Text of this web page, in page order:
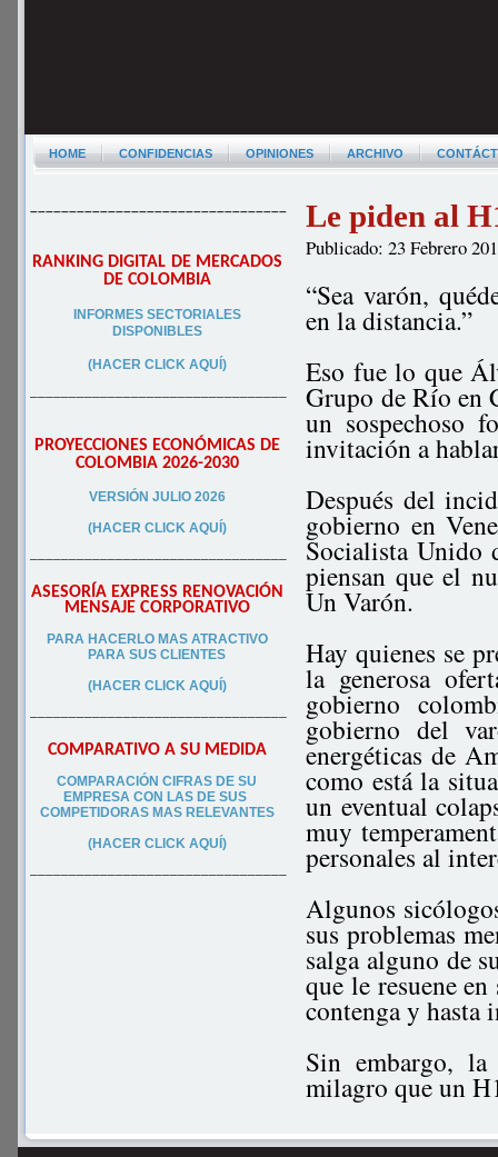
HOME CONFIDENCIAS OPINIONES ARCHIVO
–––––––––––––––––––––––––––––––––
RANKING DIGITAL DE MERCADOS
DE COLOMBIA
INFORMES SECTORIALES
DISPONIBLES
(HACER CLICK AQUÍ)
–––––––––––––––––––––––––––––––––
PROYECCIONES ECONÓMICAS DE
COLOMBIA 2026-2030
VERSIÓN JULIO 2026
(HACER CLICK AQUÍ)
–––––––––––––––––––––––––––––––––
ASESORÍA EXPRESS RENOVACIÓN
MENSAJE CORPORATIVO
PARA HACERLO MAS ATRACTIVO
PARA SUS CLIENTES
(HACER CLICK AQUÍ)
–––––––––––––––––––––––––––––––––
COMPARATIVO A SU MEDIDA
COMPARACIÓN CIFRAS DE SU
EMPRESA CON LAS DE SUS
COMPETIDORAS MAS RELEVANTES
(HACER CLICK AQUÍ)
–––––––––––––––––––––––––––––––––
Le piden al
Publicado: 23 Febrero
“Sea varón,
en la distancia.”
Eso fue lo que
Grupo de Río en
un sospechoso
invitación a
Después del
gobierno en
Socialista Unido
piensan que el
Un Varón.
Hay quienes se
la generosa
gobierno
gobierno del
energéticas de
como está la
un eventual
muy
personales al
Algunos
sus problemas
salga alguno de
que le resuene
contenga y hasta
Sin embargo,
milagro que un